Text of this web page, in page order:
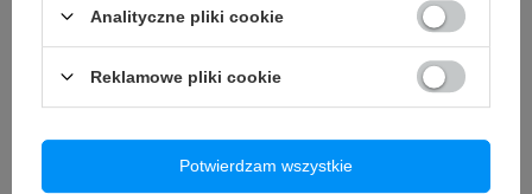
19,99 zł / szt.
Kabel przewód adapter USB-C 3.1 Typ C DO HDMI 4K MHL 2m
39,99 zł szt.
Bateria do Apple iPhone 13 3227 mAh
szt.
Analityczne pliki cookie
Reklamowe pliki cookie
Potwierdzam wszystkie